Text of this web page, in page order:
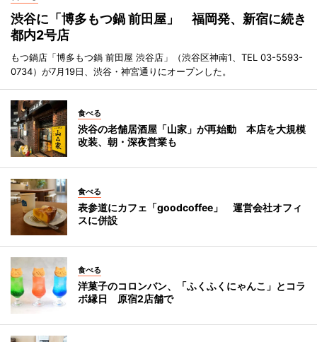
渋谷に「博多もつ鍋 前田屋」 福岡発、新宿に続き
都内2号店
もつ鍋店「博多もつ鍋 前田屋 渋谷店」（渋谷区神南1、TEL 03-5593-
0734）が7月19日、渋谷・神宮通りにオープンした。
食べる
渋谷の老舗居酒屋「山家」が再始動 本店を大規模
改装、朝・深夜営業も
食べる
表参道にカフェ「goodcoffee」 運営会社オフィ
スに併設
食べる
洋菓子のコロンバン、「ふくふくにゃんこ」とコラ
ボ縁日 原宿2店舗で